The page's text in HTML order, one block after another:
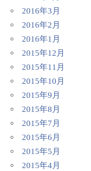
2016年3月
2016年2月
2016年1月
2015年12月
2015年11月
2015年10月
2015年9月
2015年8月
2015年7月
2015年6月
2015年5月
2015年4月